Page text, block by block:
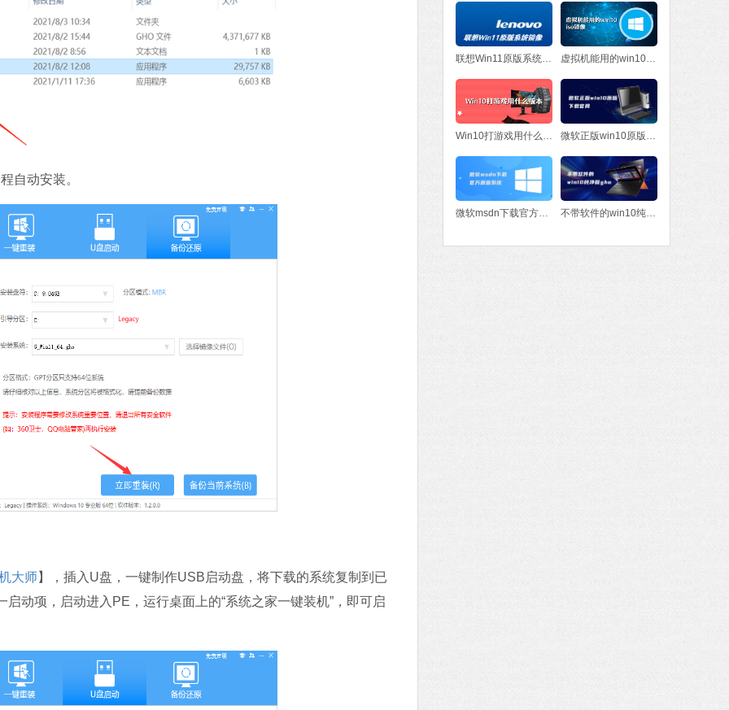
动安装。
大师】，插入U盘，一键制作USB启动盘，将下载的系统复制到已
动项，启动进入PE，运行桌面上的“系统之家一键装机”，即可启
联想Win11原版系统镜像 虚拟机能用的win10iso镜像
Win10打游戏用什么版本 微软正版win10原版下载官网
微软msdn下载官方原版系统 不带软件的win10纯净版gho